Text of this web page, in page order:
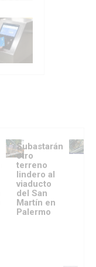
Subastarán
otro
terreno
lindero al
viaducto
del San
Martín en
Palermo